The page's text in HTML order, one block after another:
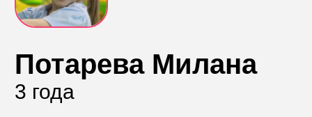
e-mail для связи
Потарева Милана
3 года